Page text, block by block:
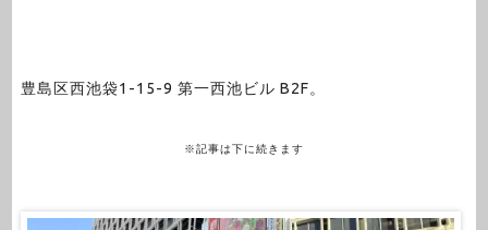
豊島区西池袋1-15-9 第一西池ビル B2F。
※記事は下に続きます